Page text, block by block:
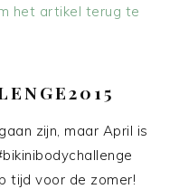
het artikel terug te
zijn, maar April is
tijd voor de zomer!